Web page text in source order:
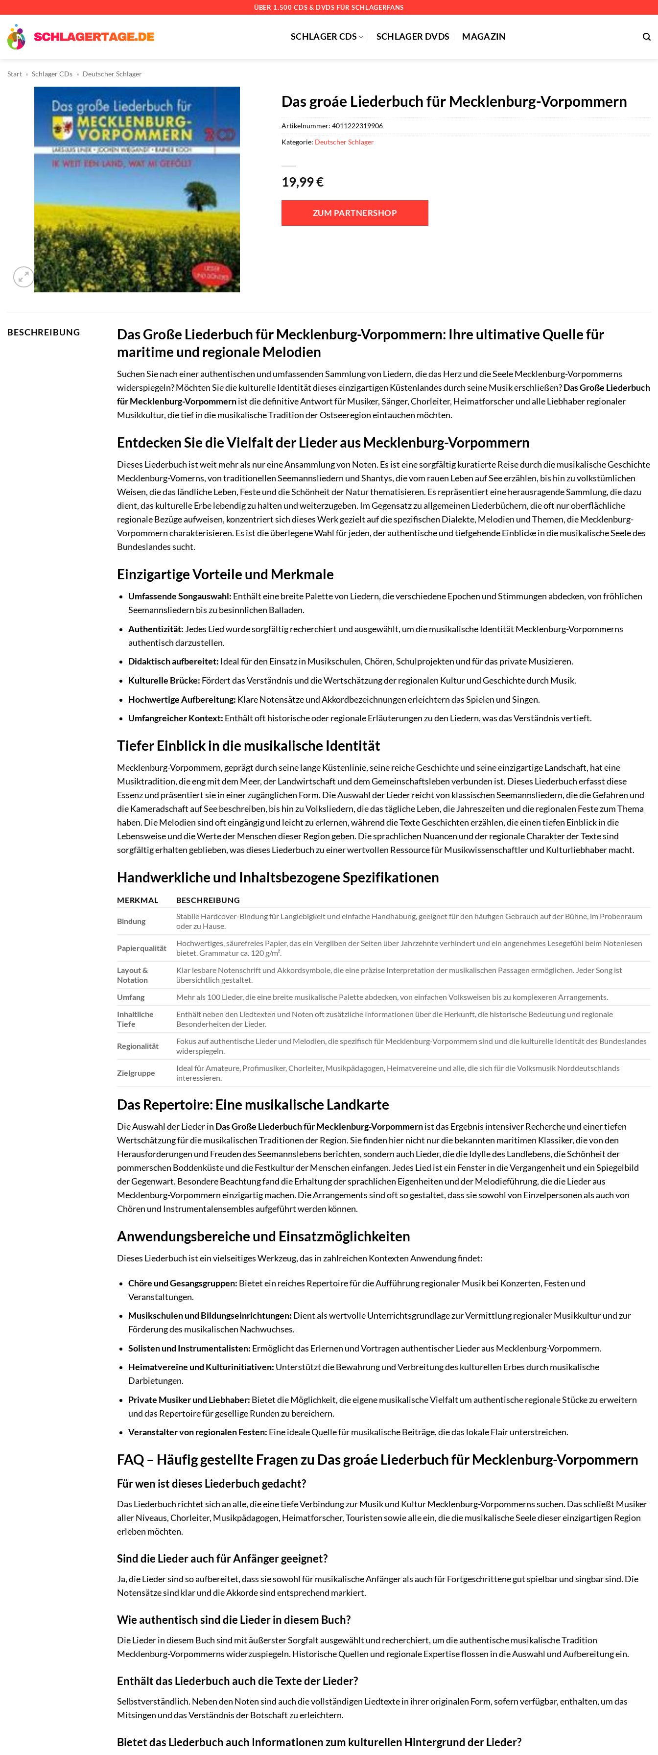
springen
ÜBER 1.500 CDS & DVDS FÜR SCHLAGERFANS
SCHLAGER CDS SCHLAGER DVDS MAGAZIN
Start » Schlager CDs » Deutscher Schlager
Das groáe Liederbuch für Mecklenburg-Vorpommern
19,99€
ZUM PARTNERSHOP
Artikelnummer: 4011222319906
Kategorie: Deutscher Schlager
BESCHREIBUNG
Das Große Liederbuch für Mecklenburg-Vorpommern: Ihre ultimative Quelle für
maritime und regionale Melodien
Suchen Sie nach einer authentischen und umfassenden Sammlung von Liedern, die das Herz und die Seele Mecklenburg-Vorpommerns
widerspiegeln? Möchten Sie die kulturelle Identität dieses einzigartigen Küstenlandes durch seine Musik erschließen?Das Große Liederbuch
für Mecklenburg-Vorpommernist die definitive Antwort für Musiker, Sänger, Chorleiter, Heimatforscher und alle Liebhaber regionaler
Musikkultur, die tief in die musikalische Tradition der Ostseeregion eintauchen möchten.
Entdecken Sie die Vielfalt der Lieder aus Mecklenburg-Vorpommern
Dieses Liederbuch ist weit mehr als nur eine Ansammlung von Noten. Es ist eine sorgfältig kuratierte Reise durch die musikalische Geschichte
Mecklenburg-Vomerns, von traditionellen Seemannsliedern und Shantys, die vom rauen Leben auf See erzählen, bis hin zu volkstümlichen
Weisen, die das ländliche Leben, Feste und die Schönheit der Natur thematisieren. Es repräsentiert eine herausragende Sammlung, die dazu
dient, das kulturelle Erbe lebendig zu halten und weiterzugeben. Im Gegensatz zu allgemeinen Liederbüchern, die oft nur oberflächliche
regionale Bezüge aufweisen, konzentriert sich dieses Werk gezielt auf die spezifischen Dialekte, Melodien und Themen, die Mecklenburg-
Vorpommern charakterisieren. Es ist die überlegene Wahl für jeden, der authentische und tiefgehende Einblicke in die musikalische Seele des
Bundeslandes sucht.
Einzigartige Vorteile und Merkmale
Umfassende Songauswahl: Enthält eine breite Palette von Liedern, die verschiedene Epochen und Stimmungen abdecken, von fröhlichen
Seemannsliedern bis zu besinnlichen Balladen.
Authentizität: Jedes Lied wurde sorgfältig recherchiert und ausgewählt, um die musikalische Identität Mecklenburg-Vorpommerns
authentisch darzustellen.
Didaktisch aufbereitet: Ideal für den Einsatz in Musikschulen, Chören, Schulprojekten und für das private Musizieren.
Kulturelle Brücke: Fördert das Verständnis und die Wertschätzung der regionalen Kultur und Geschichte durch Musik.
Hochwertige Aufbereitung: Klare Notensätze und Akkordbezeichnungen erleichtern das Spielen und Singen.
Umfangreicher Kontext: Enthält oft historische oder regionale Erläuterungen zu den Liedern, was das Verständnis vertieft.
Tiefer Einblick in die musikalische Identität
Mecklenburg-Vorpommern, geprägt durch seine lange Küstenlinie, seine reiche Geschichte und seine einzigartige Landschaft, hat eine
Musiktradition, die eng mit dem Meer, der Landwirtschaft und dem Gemeinschaftsleben verbunden ist. Dieses Liederbuch erfasst diese
Essenz und präsentiert sie in einer zugänglichen Form. Die Auswahl der Lieder reicht von klassischen Seemannsliedern, die die Gefahren und
die Kameradschaft auf See beschreiben, bis hin zu Volksliedern, die das tägliche Leben, die Jahreszeiten und die regionalen Feste zum Thema
haben. Die Melodien sind oft eingängig und leicht zu erlernen, während die Texte Geschichten erzählen, die einen tiefen Einblick in die
Lebensweise und die Werte der Menschen dieser Region geben. Die sprachlichen Nuancen und der regionale Charakter der Texte sind
sorgfältig erhalten geblieben, was dieses Liederbuch zu einer wertvollen Ressource für Musikwissenschaftler und Kulturliebhaber macht.
Handwerkliche und Inhaltsbezogene Spezifikationen
MERKMAL BESCHREIBUNG
Bindung
Stabile Hardcover-Bindung für Langlebigkeit und einfache Handhabung, geeignet für den häufigen Gebrauch auf der Bühne, im Probenraum
oder zu Hause.
Papierqualität
Hochwertiges, säurefreies Papier, das ein Vergilben der Seiten über Jahrzehnte verhindert und ein angenehmes Lesegefühl beim Notenlesen
bietet. Grammatur ca. 120 g/m².
Layout &
Notation
Klar lesbare Notenschrift und Akkordsymbole, die eine präzise Interpretation der musikalischen Passagen ermöglichen. Jeder Song ist
übersichtlich gestaltet.
Umfang
Mehr als 100 Lieder, die eine breite musikalische Palette abdecken, von einfachen Volksweisen bis zu komplexeren Arrangements.
Inhaltliche
Tiefe
Enthält neben den Liedtexten und Noten oft zusätzliche Informationen über die Herkunft, die historische Bedeutung und regionale
Besonderheiten der Lieder.
Regionalität
Fokus auf authentische Lieder und Melodien, die spezifisch für Mecklenburg-Vorpommern sind und die kulturelle Identität des Bundeslandes
widerspiegeln.
Zielgruppe
Ideal für Amateure, Profimusiker, Chorleiter, Musikpädagogen, Heimatvereine und alle, die sich für die Volksmusik Norddeutschlands
interessieren.
Das Repertoire: Eine musikalische Landkarte
Die Auswahl der Lieder in Das Große Liederbuch für Mecklenburg-Vorpommernist das Ergebnis intensiver Recherche und einer tiefen
Wertschätzung für die musikalischen Traditionen der Region. Sie finden hier nicht nur die bekannten maritimen Klassiker, die von den
Herausforderungen und Freuden des Seemannslebens berichten, sondern auch Lieder, die die Idylle des Landlebens, die Schönheit der
pommerschen Boddenküste und die Festkultur der Menschen einfangen. Jedes Lied ist ein Fenster in die Vergangenheit und ein Spiegelbild
der Gegenwart. Besondere Beachtung fand die Erhaltung der sprachlichen Eigenheiten und der Melodieführung, die die Lieder aus
Mecklenburg-Vorpommern einzigartig machen. Die Arrangements sind oft so gestaltet, dass sie sowohl von Einzelpersonen als auch von
Chören und Instrumentalensembles aufgeführt werden können.
Anwendungsbereiche und Einsatzmöglichkeiten
Dieses Liederbuch ist ein vielseitiges Werkzeug, das in zahlreichen Kontexten Anwendung findet:
Chöre und Gesangsgruppen: Bietet ein reiches Repertoire für die Aufführung regionaler Musik bei Konzerten, Festen und
Veranstaltungen.
Musikschulen und Bildungseinrichtungen: Dient als wertvolle Unterrichtsgrundlage zur Vermittlung regionaler Musikkultur und zur
Förderung des musikalischen Nachwuchses.
Solisten und Instrumentalisten: Ermöglicht das Erlernen und Vortragen authentischer Lieder aus Mecklenburg-Vorpommern.
Heimatvereine und Kulturinitiativen: Unterstützt die Bewahrung und Verbreitung des kulturellen Erbes durch musikalische
Darbietungen.
Private Musiker und Liebhaber: Bietet die Möglichkeit, die eigene musikalische Vielfalt um authentische regionale Stücke zu erweitern
und das Repertoire für gesellige Runden zu bereichern.
Veranstalter von regionalen Festen: Eine ideale Quelle für musikalische Beiträge, die das lokale Flair unterstreichen.
FAQ – Häufig gestellte Fragen zu Das groáe Liederbuch für Mecklenburg-Vorpommern
Für wen ist dieses Liederbuch gedacht?
Das Liederbuch richtet sich an alle, die eine tiefe Verbindung zur Musik und Kultur Mecklenburg-Vorpommerns suchen. Das schließt Musiker
aller Niveaus, Chorleiter, Musikpädagogen, Heimatforscher, Touristen sowie alle ein, die die musikalische Seele dieser einzigartigen Region
erleben möchten.
Sind die Lieder auch für Anfänger geeignet?
Ja, die Lieder sind so aufbereitet, dass sie sowohl für musikalische Anfänger als auch für Fortgeschrittene gut spielbar und singbar sind. Die
Notensätze sind klar und die Akkorde sind entsprechend markiert.
Wie authentisch sind die Lieder in diesem Buch?
Die Lieder in diesem Buch sind mit äußerster Sorgfalt ausgewählt und recherchiert, um die authentische musikalische Tradition
Mecklenburg-Vorpommerns widerzuspiegeln. Historische Quellen und regionale Expertise flossen in die Auswahl und Aufbereitung ein.
Enthält das Liederbuch auch die Texte der Lieder?
Selbstverständlich. Neben den Noten sind auch die vollständigen Liedtexte in ihrer originalen Form, sofern verfügbar, enthalten, um das
Mitsingen und das Verständnis der Botschaft zu erleichtern.
Bietet das Liederbuch auch Informationen zum kulturellen Hintergrund der Lieder?